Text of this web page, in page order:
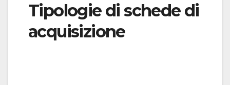
Tipologie di schede di
acquisizione